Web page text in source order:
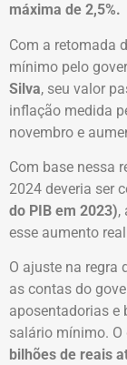
máxima de 2,5%.
Com a retomada
mínimo pelo
Silva, seu valor
inflação medida
novembro e
Com base nessa
2024 deveria ser
do PIB em 2023),
esse aumento
O ajuste na regra
as contas do
aposentadorias e
salário mínimo.
bilhões de reais